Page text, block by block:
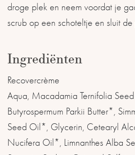
droge plek en neem voordat je
scrub op een schoteltje en sluit
Ingrediënten
Recovercrème
Aqua, Macadamia Ternifolia
Butyrospermum Parkii Butter*,
Seed Oil*, Glycerin, Cetearyl
Nucifera Oil*, Limnanthes Alba